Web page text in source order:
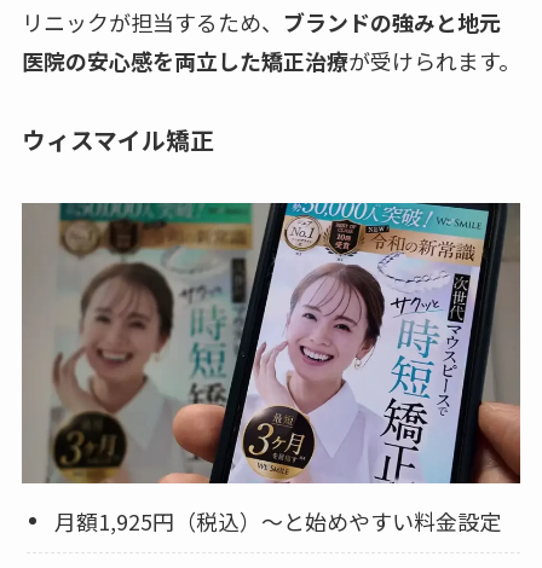
リニックが担当するため、 ブランドの強みと地元
医院の安心感を両立した矯正治療が受けられます。
ウィスマイル矯正
月額1,925円（税込）〜と始めやすい料金設定